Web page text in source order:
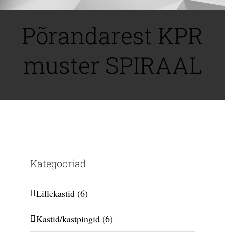
Skip
contentPõrandarest KPR
muster SPIRAAL
Kategooriad
Lillekastid (6)
Kastid/kastpingid (6)